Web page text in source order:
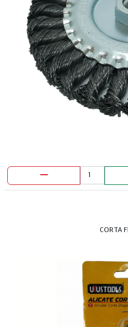
CORTA